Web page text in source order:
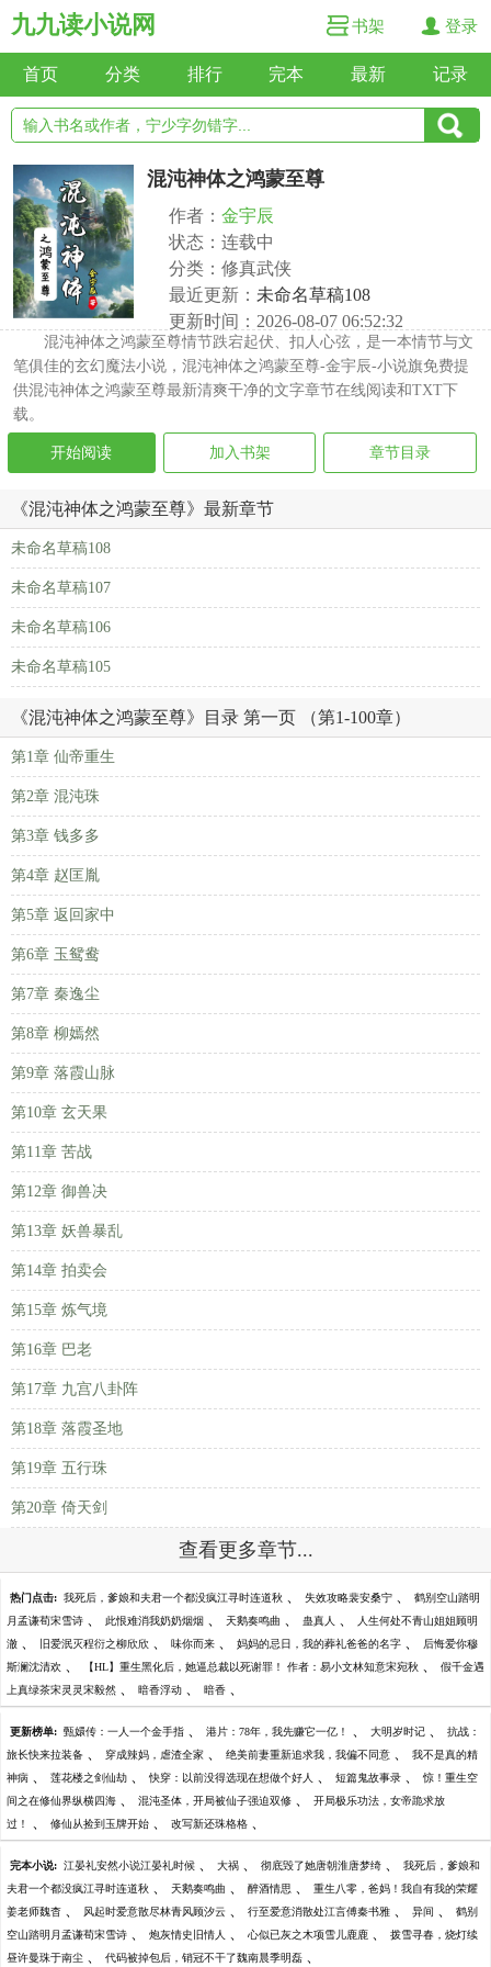
九九读小说网 书架 登录
首页 分类 排行 完本 最新 记录
混沌神体之鸿蒙至尊
作者： 金宇辰
状态：连载中
分类：修真武侠
最近更新： 未命名草稿108
更新时间：2026-08-07 06:52:32
混沌神体之鸿蒙至尊情节跌宕起伏、扣人心弦，是一本情节与文
笔俱佳的玄幻魔法小说，混沌神体之鸿蒙至尊-金宇辰-小说旗免费提
供混沌神体之鸿蒙至尊最新清爽干净的文字章节在线阅读和TXT下
载。
开始阅读 加入书架 章节目录
《混沌神体之鸿蒙至尊》最新章节
未命名草稿108
未命名草稿107
未命名草稿106
未命名草稿105
《混沌神体之鸿蒙至尊》目录 第一页 （第1-100章）
第1章 仙帝重生
第2章 混沌珠
第3章 钱多多
第4章 赵匡胤
第5章 返回家中
第6章 玉鸳鸯
第7章 秦逸尘
第8章 柳嫣然
第9章 落霞山脉
第10章 玄天果
第11章 苦战
第12章 御兽决
第13章 妖兽暴乱
第14章 拍卖会
第15章 炼气境
第16章 巴老
第17章 九宫八卦阵
第18章 落霞圣地
第19章 五行珠
第20章 倚天剑
查看更多章节...
热门点击: 我死后，爹娘和夫君一个都没疯江寻时连道秋 、 失效攻略裴安桑宁 、 鹤别空山踏明
月孟谦荀宋雪诗 、 此恨难消我奶奶烟烟 、 天鹅奏鸣曲 、 蛊真人 、 人生何处不青山姐姐顾明
澈 、 旧爱泯灭程衍之柳欣欣 、 味你而来 、 妈妈的忌日，我的葬礼爸爸的名字 、 后悔爱你穆
斯澜沈清欢 、 【HL】重生黑化后，她逼总裁以死谢罪！ 作者：易小文林知意宋宛秋 、 假千金遇
上真绿茶宋灵灵宋毅然 、 暗香浮动 、 暗香 、
更新榜单: 甄嬛传：一人一个金手指 、 港片：78年，我先赚它一亿！ 、 大明岁时记 、 抗战：
旅长快来拉装备 、 穿成辣妈，虐渣全家 、 绝美前妻重新追求我，我偏不同意 、 我不是真的精
神病 、 莲花楼之剑仙劫 、 快穿：以前没得选现在想做个好人 、 短篇鬼故事录 、 惊！重生空
间之在修仙界纵横四海 、 混沌圣体，开局被仙子强迫双修 、 开局极乐功法，女帝跪求放
过！ 、 修仙从捡到玉牌开始 、 改写新还珠格格 、
完本小说: 江晏礼安然小说江晏礼时候 、 大祸 、 彻底毁了她唐朝淮唐梦绮 、 我死后，爹娘和
夫君一个都没疯江寻时连道秋 、 天鹅奏鸣曲 、 醉酒情思 、 重生八零，爸妈！我自有我的荣耀
姜老师魏杳 、 风起时爱意散尽林青风顾汐云 、 行至爱意消散处江言傅秦书雅 、 异间 、 鹤别
空山踏明月孟谦荀宋雪诗 、 炮灰情史旧情人 、 心似已灰之木项雪儿鹿鹿 、 拨雪寻春，烧灯续
昼许曼珠于南尘 、 代码被掉包后，销冠不干了魏南晨季明磊 、